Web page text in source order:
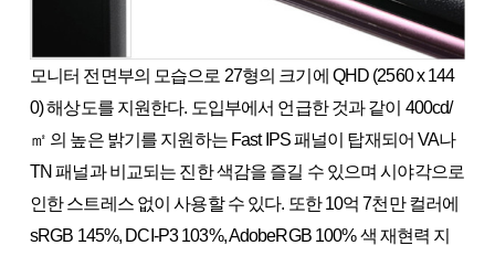
모니터 전면부의 모습으로 27형의 크기에 QHD (2560 x 144
0) 해상도를 지원한다. 도입부에서 언급한 것과 같이 400cd/
㎡ 의 높은 밝기를 지원하는 Fast IPS 패널이 탑재되어 VA나
TN 패널과 비교되는 진한 색감을 즐길 수 있으며 시야각으로
인한 스트레스 없이 사용할 수 있다. 또한 10억 7천만 컬러에
sRGB 145%, DCI-P3 103%, AdobeRGB 100% 색 재현력 지